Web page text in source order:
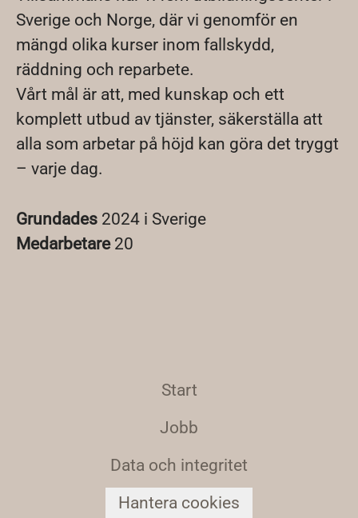
Sverige och Norge, där vi genomför en
mängd olika kurser inom fallskydd,
räddning och reparbete.
Vårt mål är att, med kunskap och ett
komplett utbud av tjänster, säkerställa att
alla som arbetar på höjd kan göra det tryggt
– varje dag.
Grundades 2024 i Sverige
Medarbetare 20
Start
Jobb
Data och integritet
Hantera cookies